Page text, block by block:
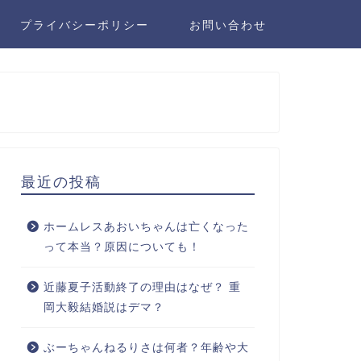
プライバシーポリシー お問い合わせ
最近の投稿
ホームレスあおいちゃんは亡くなった
って本当？原因についても！
近藤夏子活動終了の理由はなぜ？ 重
岡大毅結婚説はデマ？
ぶーちゃんねるりさは何者？年齢や大